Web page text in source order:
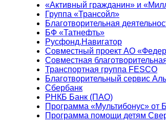
«Активный гражданин» и
Группа «Трансойл»
Благотворительная
БФ «Татнефть»
Русфонд.Навигатор
Совместный проект АО
Совместная
Транспортная группа FESCO
Благотворительный сервис
Сбербанк
РНКБ Банк (ПАО)
Программа «Мультибонус» от
Программа помощи детям